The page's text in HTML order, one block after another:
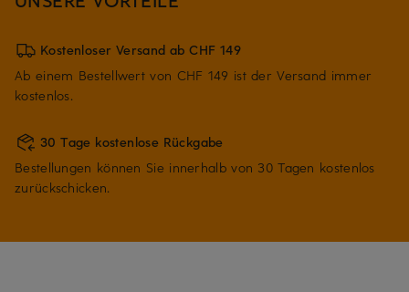
Kostenloser Versand ab CHF 149
Ab einem Bestellwert von CHF 149 ist der Versand immer
kostenlos.
30 Tage kostenlose Rückgabe
Bestellungen können Sie innerhalb von 30 Tagen kostenlos
zurückschicken.